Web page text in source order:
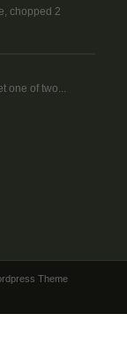
chopped 2
one of two...
Theme